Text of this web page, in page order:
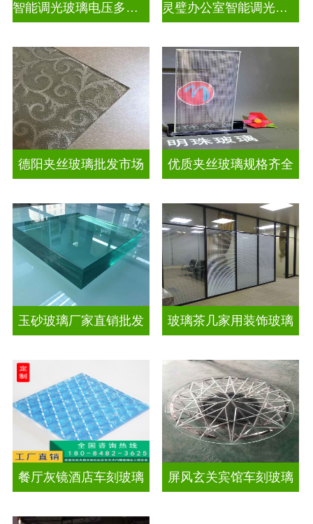
智能调光玻璃电压多少合适 灵璧办公室智能调光玻璃厂商
德阳夹丝玻璃批发市场 优质夹丝玻璃规格齐全
玉砂玻璃厂家直销批发 玻璃茶几家用装饰玻璃
餐厅灰镜酒店车刻玻璃 屏风玄关宾馆车刻玻璃